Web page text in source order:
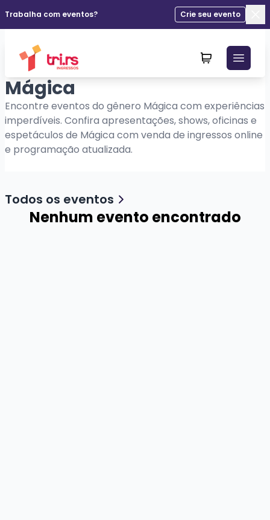
Trabalha com eventos?
Crie seu evento
Mágica
Encontre eventos do gênero Mágica com experiências
imperdíveis. Confira apresentações, shows, oficinas e
espetáculos de Mágica com venda de ingressos online
e programação atualizada.
Todos os eventos
Nenhum evento encontrado